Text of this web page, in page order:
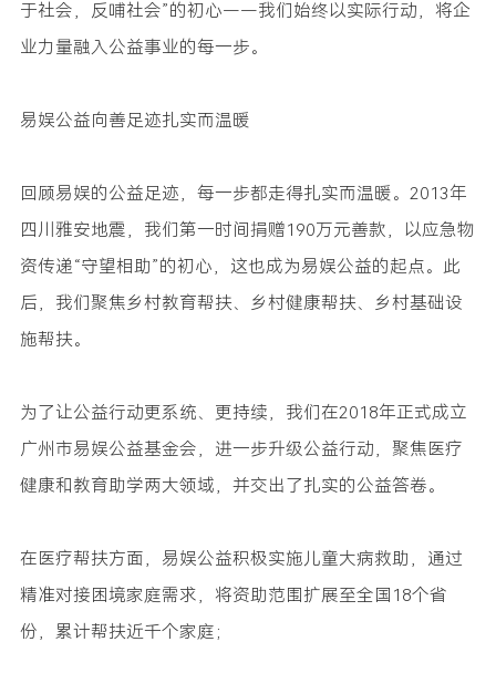
于社会，反哺社会”的初心——我们始终以实际行动，将企
业力量融入公益事业的每一步。
易娱公益向善足迹扎实而温暖
回顾易娱的公益足迹，每一步都走得扎实而温暖。2013年
四川雅安地震，我们第一时间捐赠190万元善款，以应急物
资传递“守望相助”的初心，这也成为易娱公益的起点。此
后，我们聚焦乡村教育帮扶、乡村健康帮扶、乡村基础设
施帮扶。
为了让公益行动更系统、更持续，我们在2018年正式成立
广州市易娱公益基金会，进一步升级公益行动，聚焦医疗
健康和教育助学两大领域，并交出了扎实的公益答卷。
在医疗帮扶方面，易娱公益积极实施儿童大病救助，通过
精准对接困境家庭需求，将资助范围扩展至全国18个省
份，累计帮扶近千个家庭；